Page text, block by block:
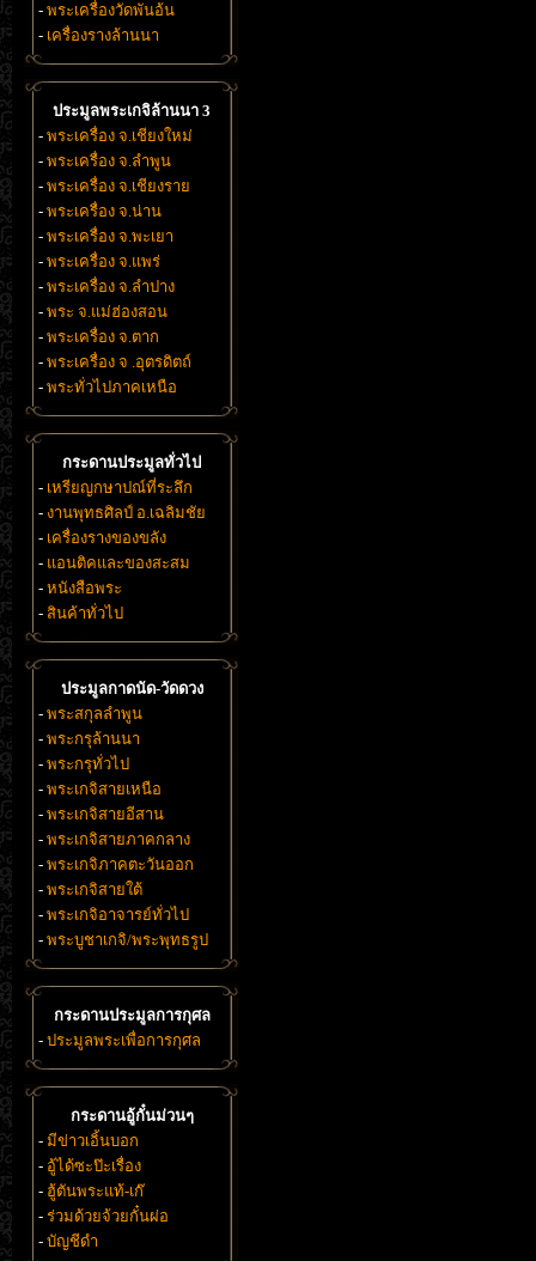
- พระเครื่องวัดพันอ้น
- เครื่องรางล้านนา
ประมูลพระเกจิล้านนา 3
- พระเครื่อง จ.เชียงใหม่
- พระเครื่อง จ.ลำพูน
- พระเครื่อง จ.เชียงราย
- พระเครื่อง จ.น่าน
- พระเครื่อง จ.พะเยา
- พระเครื่อง จ.แพร่
- พระเครื่อง จ.ลำปาง
- พระ จ.แม่ฮ่องสอน
- พระเครื่อง จ.ตาก
- พระเครื่อง จ .อุตรดิตถ์
- พระทั่วไปภาคเหนือ
กระดานประมูลทั่วไป
- เหรียญกษาปณ์ที่ระลึก
- งานพุทธศิลป์ อ.เฉลิมชัย
- เครื่องรางของขลัง
- แอนติคและของสะสม
- หนังสือพระ
- สินค้าทั่วไป
ประมูลกาดนัด-วัดดวง
- พระสกุลลำพูน
- พระกรุล้านนา
- พระกรุทั่วไป
- พระเกจิสายเหนือ
- พระเกจิสายอีสาน
- พระเกจิสายภาคกลาง
- พระเกจิภาคตะวันออก
- พระเกจิสายใต้
- พระเกจิอาจารย์ทั่วไป
- พระบูชาเกจิ/พระพุทธรูป
กระดานประมูลการกุศล
- ประมูลพระเพื่อการกุศล
กระดานอู้กั๋นม่วนๆ
- มีข่าวเอิ้นบอก
- อู้ได้ซะป๊ะเรื่อง
- ฮู้ตันพระแท้-เก๊
- ร่วมด้วยจ้วยกั๋นผ่อ
- บัญชีดำ